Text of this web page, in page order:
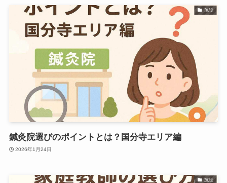
施設
鍼灸院選びのポイントとは？国分寺エリア編
2026年1月24日
施設